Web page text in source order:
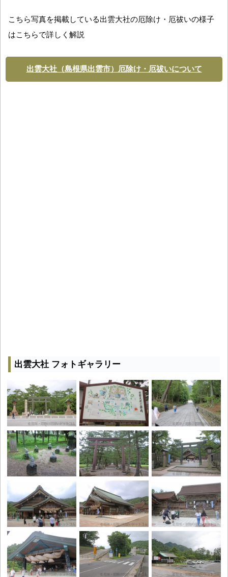
こちら写真を掲載している出雲大社の厄除け・厄祓いの様子
はこちらで詳しく解説
出雲大社（島根県出雲市）厄除け・厄祓いについて
出雲大社 フォトギャラリー